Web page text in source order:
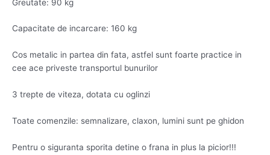
Greutate: 90 kg
Capacitate de incarcare: 160 kg
Cos metalic in partea din fata, astfel sunt foarte practice in
cee ace priveste transportul bunurilor
3 trepte de viteza, dotata cu oglinzi
Toate comenzile: semnalizare, claxon, lumini sunt pe ghidon
Pentru o siguranta sporita detine o frana in plus la picior!!!